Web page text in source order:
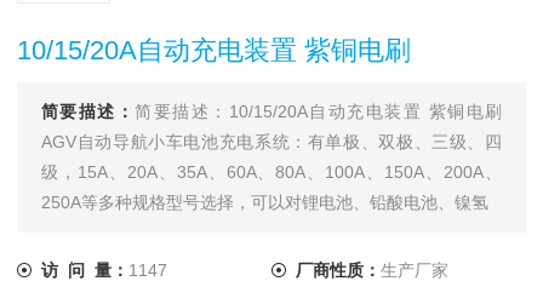
10/15/20A自动充电装置 紫铜电刷
简要描述：简要描述：10/15/20A自动充电装置 紫铜电刷
AGV自动导航小车电池充电系统：有单极、双极、三级、四
级，15A、20A、35A、60A、80A、100A、150A、200A、
250A等多种规格型号选择，可以对锂电池、铅酸电池、镍氢
访 问 量： 1147 厂商性质： 生产厂家